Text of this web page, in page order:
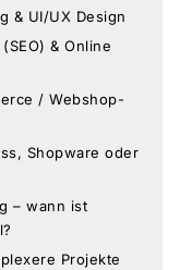
& UI/UX Design
& Online
/ Webshop-
Shopware oder
– wann ist
Projekte